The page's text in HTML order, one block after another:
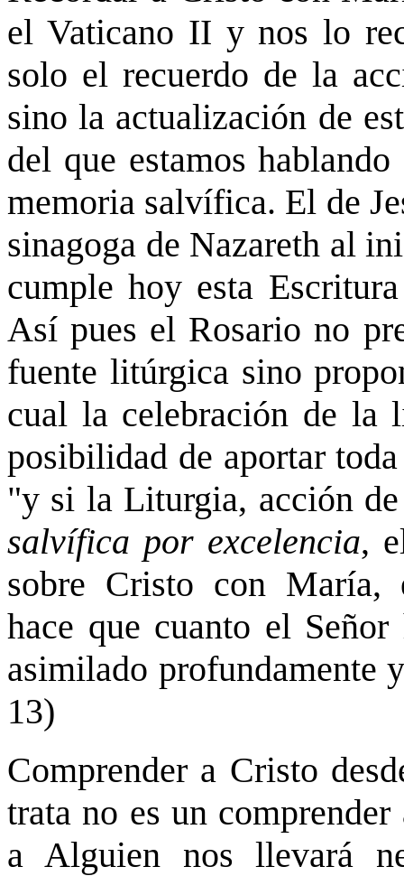
el Vaticano II y nos lo
solo el recuerdo de la
sino la actualización de
del que estamos
memoria salvífica. El de
sinagoga de Nazareth al
cumple hoy esta
Así pues el Rosario no
fuente litúrgica sino
cual la celebración de la
posibilidad de aportar
"y si la Liturgia, acción
salvífica por excelencia,
sobre Cristo con
hace que cuanto el
asimilado profundamente
13)
Comprender a Cristo
trata no es un
a Alguien nos llevará